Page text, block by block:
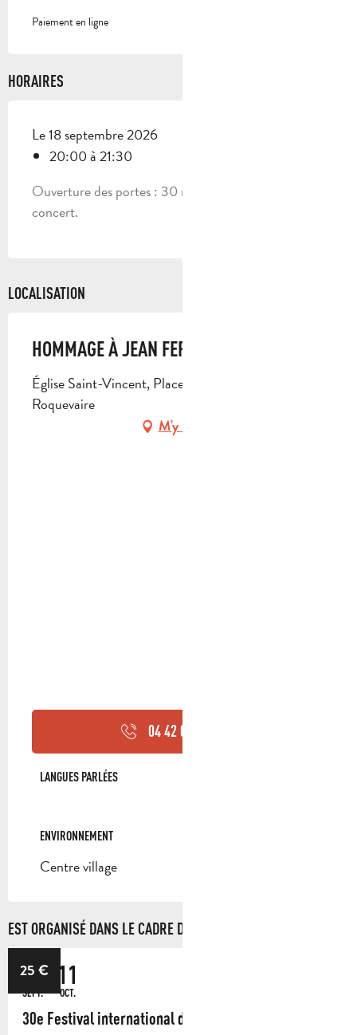
Paiement en ligne
HORAIRES
Le 18 septembre 2026
20:00 à 21:30
Ouverture des portes : 30 minutes avant le début du
concert.
LOCALISATION
HOMMAGE À JEAN FERRAT
Église Saint-Vincent, Place de l'Église, 13360
Roquevaire
M'y rendre
04 42 04 05
LANGUES PARLÉES
LANGUES PARLÉES
ENVIRONNEMENT
ENVIRONNEMENT
Centre village
EST ORGANISÉ DANS LE CADRE DE ...
25€
18
SEPT.
11
OCT.
30e Festival international d'Orgue de Roquevaire